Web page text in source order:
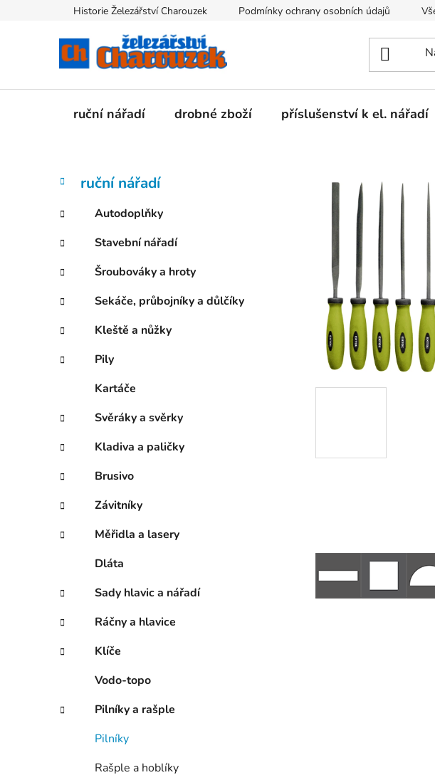
Historie Železářství Charouzek Podmínky ochrany osobních údajů
ruční nářadí drobné zboží příslušenství k el. nářadí
P
s
r
a
n
í
p
a
l
Přeskočit
kategorie
K
a
e
g
o
r
e
ruční nářadí
Autodoplňky
Stavební nářadí
Šroubováky a hroty
Sekáče, průbojníky a důlčíky
Kleště a nůžky
Pily
Kartáče
Svěráky a svěrky
Kladiva a paličky
Brusivo
Závitníky
Měřidla a lasery
Dláta
Sady hlavic a nářadí
Ráčny a hlavice
Klíče
Vodo-topo
Pilníky a rašple
Pilníky
Rašple a hoblíky